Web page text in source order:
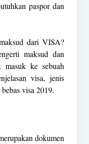
paspor dan
dari VISA?
maksud dan
masuk ke sebuah
visa, jenis
visa 2019.
dokumen